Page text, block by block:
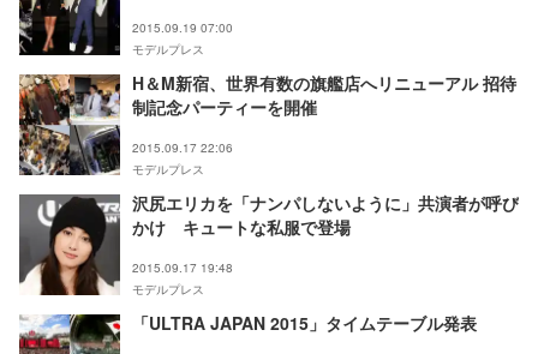
2015.09.19 07:00
モデルプレス
H＆M新宿、世界有数の旗艦店へリニューアル 招待
制記念パーティーを開催
2015.09.17 22:06
モデルプレス
沢尻エリカを「ナンパしないように」共演者が呼び
かけ キュートな私服で登場
2015.09.17 19:48
モデルプレス
「ULTRA JAPAN 2015」タイムテーブル発表